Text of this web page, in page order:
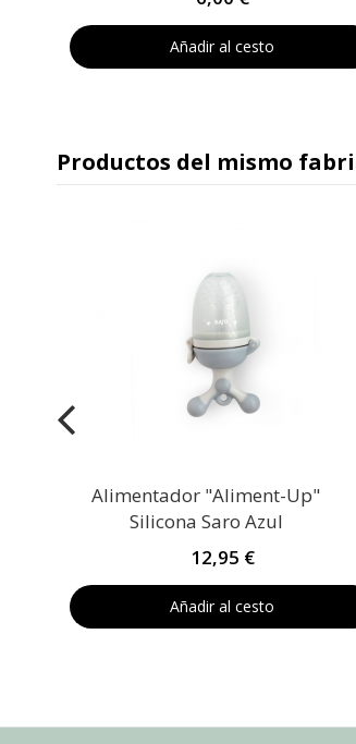
Añadir al cesto
Productos del mismo
Alimentador "Aliment-Up"
Silicona Saro Azul
12,95 €
Añadir al cesto